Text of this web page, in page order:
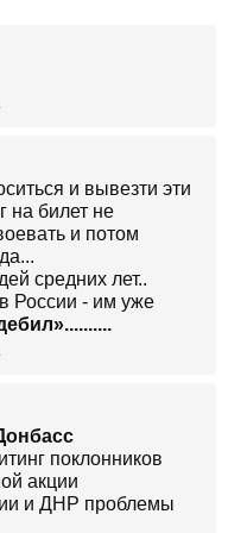
и вывезти эти
на билет не
и потом
средних лет..
России - им уже
поклонников
акции
и ДНР проблемы